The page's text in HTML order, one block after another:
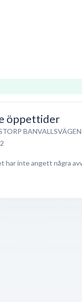
öppettider
BANVALLSVÄGEN
har inte angett några